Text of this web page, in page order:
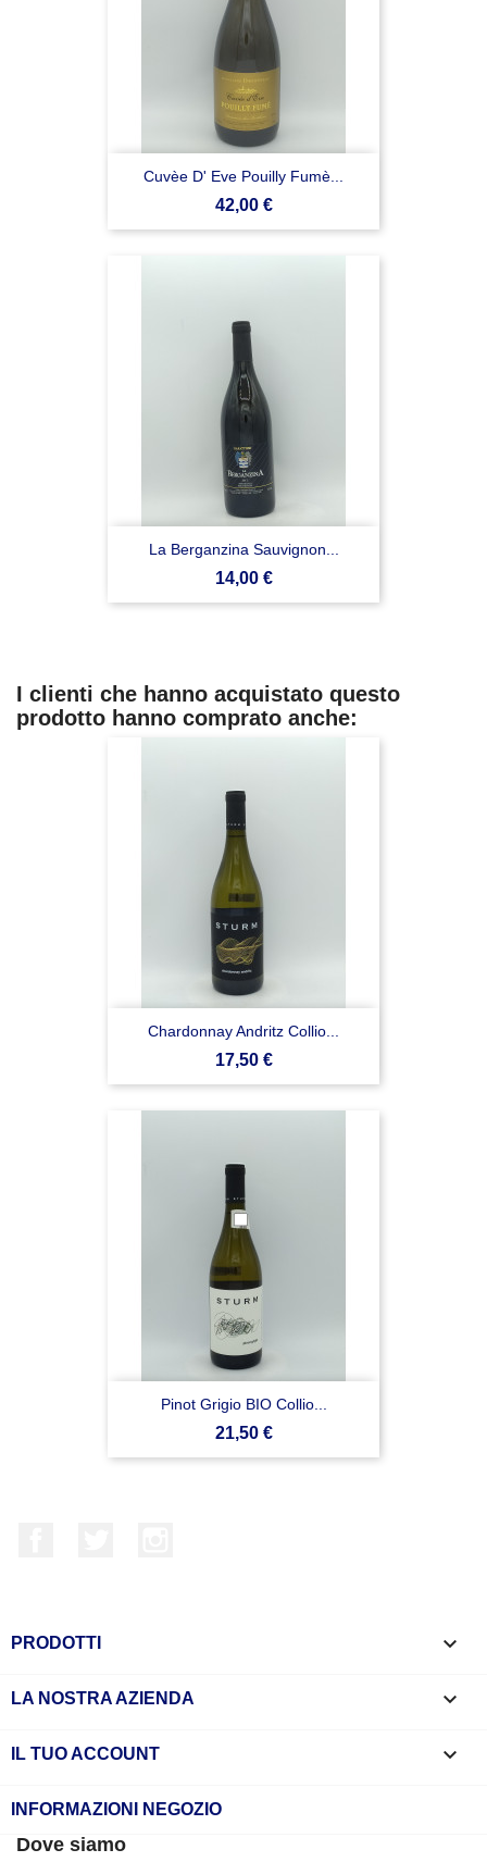
Cuvèe D' Eve Pouilly Fumè...
Prezzo
42,00 €
La Berganzina Sauvignon...
Prezzo
14,00 €
I clienti che hanno acquistato questo
prodotto hanno comprato anche:
Chardonnay Andritz Collio...
Prezzo
17,50 €
Pinot Grigio BIO Collio...
Prezzo
21,50 €
PRODOTTI 
LA NOSTRA AZIENDA 
IL TUO ACCOUNT 
INFORMAZIONI NEGOZIO
Dove siamo